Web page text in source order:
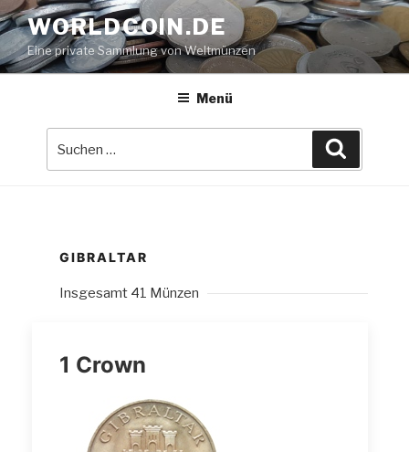
Zum
Inhalt
springen
WORLDCOIN.DE
Eine private Sammlung von Weltmünzen
Menü
GIBRALTAR
Insgesamt 41 Münzen
1 Crown